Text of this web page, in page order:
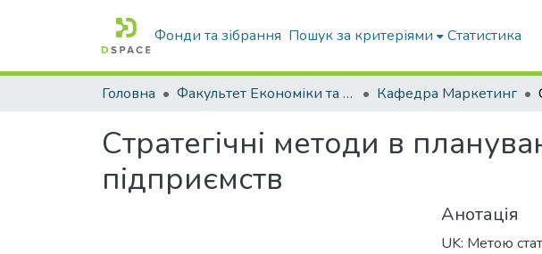
Фонди та зібрання Пошук за критеріями Статистика
Головна Факультет Економіки та бізнесу Кафедра Маркетинг
Стратегічні методи в
підприємств
Анотація
UK: Метою